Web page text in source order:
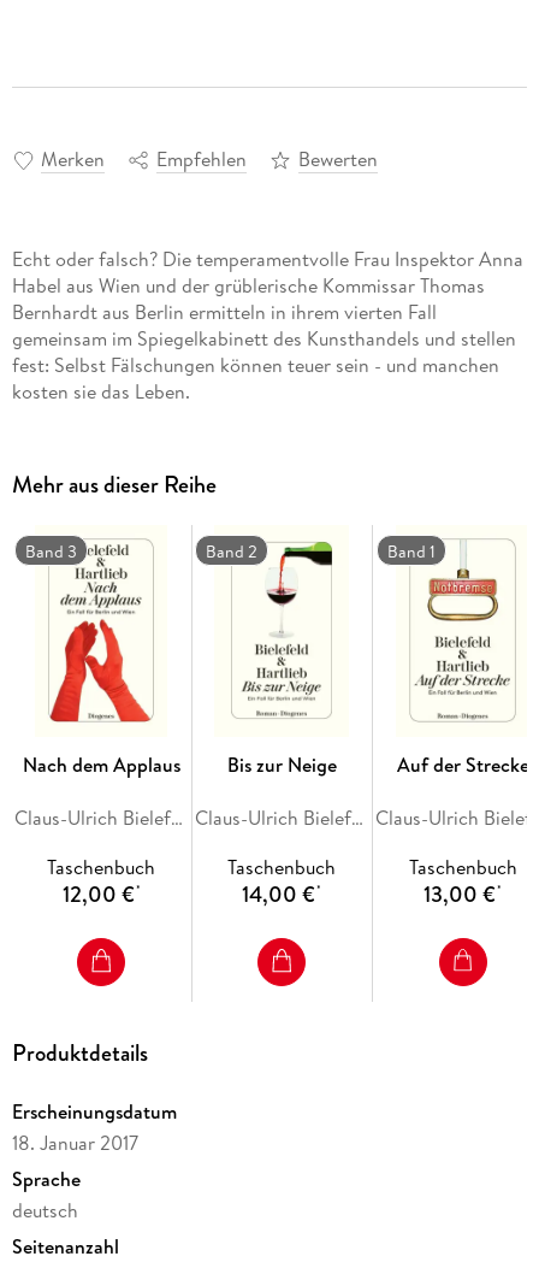
Merken Empfehlen Bewerten
Echt oder falsch? Die temperamentvolle Frau Inspektor Anna
Habel aus Wien und der grüblerische Kommissar Thomas
Bernhardt aus Berlin ermitteln in ihrem vierten Fall
gemeinsam im Spiegelkabinett des Kunsthandels und stellen
fest: Selbst Fälschungen können teuer sein - und manchen
kosten sie das Leben.
Mehr aus dieser Reihe
Band 3
Nach dem Applaus
Claus-Ulrich Bielefeld, Petra Hartlieb
Taschenbuch
12,00 €*
Band 2
Bis zur Neige
Claus-Ulrich Bielefeld, Petra Hartlieb
Taschenbuch
14,00 €*
Band 1
Auf der Strecke
Taschenbuch
13,00 €*
Produktdetails
Erscheinungsdatum
18. Januar 2017
Sprache
deutsch
Seitenanzahl